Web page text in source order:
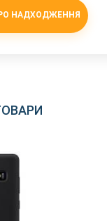
НАДХОДЖЕННЯ